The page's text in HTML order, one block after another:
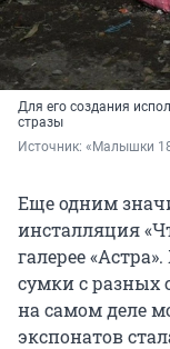
Для его создания
стразы
Источник: «Малышки
Еще одним
инсталляция
галерее
сумки с разных
на самом деле
экспонатов